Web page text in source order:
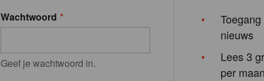
Wachtwoord
Geef je wachtwoord in.
nieuws
Lees 3
per